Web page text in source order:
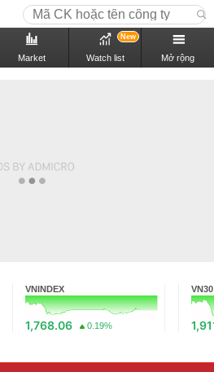
Market Watch list
New
Mở rộng
VNINDEX
1,768.06 0.19%
VN30